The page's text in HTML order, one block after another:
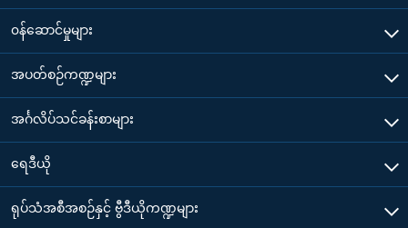
၀န်ဆောင်မှုများ
အပတ်စဉ်ကဏ္ဍများ
အင်္ဂလိပ်သင်ခန်းစာများ
ရေဒီယို
ရုပ်သံအစီအစဉ်နှင့် ဗွီဒီယိုကဏ္ဍများ